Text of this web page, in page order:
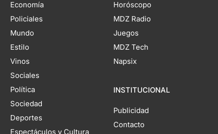
Economía
Policiales
Mundo
Estilo
Vinos
Sociales
Política
Sociedad
Deportes
Espectáculos y Cultura
Horóscopo
MDZ Radio
Juegos
MDZ Tech
Napsix
INSTITUCIONAL
Publicidad
Contacto